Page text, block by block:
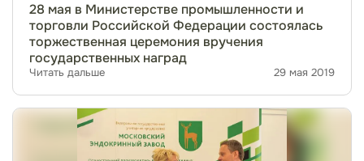
28 мая в Министерстве промышленности и
торговли Российской Федерации состоялась
торжественная церемония вручения
государственных наград
Читать дальше 29 мая 2019